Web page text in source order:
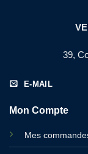
39,
E-MAIL
Mon Compte
Mes